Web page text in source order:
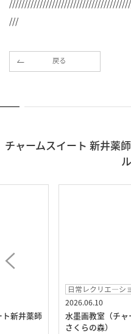
///
戻る
チャームスイート 新井薬
新井薬師
日常レクリエ―シ
2026.06.10
水墨画教室（チ
さくらの森）